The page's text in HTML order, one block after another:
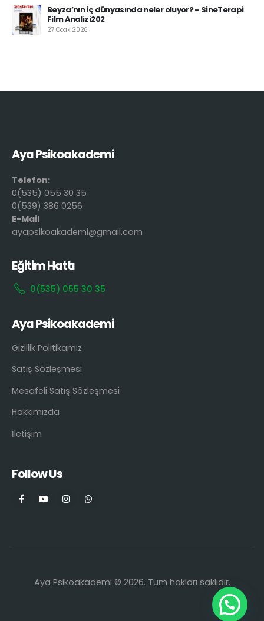
Beyza’nın iç dünyasında neler oluyor? – SineTerapi
Film Analizi202
27 Ocak 2026
Aya Psikoakademi
Telefon:
0(535) 055 30 35
0(539) 386 0256
E-Mail
ayapsikoakademi@gmail.com
Eğitim Hattı
0(535) 055 30 35
Aya Psikoakademi
Gizlilik Politikamız
Satış Sözleşmesi
Mesafeli Satış Sözleşmesi
Hakkımızda
İletişim
Follow Us
Aya Psikoakademi © 2026. Tüm hakları saklıdır.